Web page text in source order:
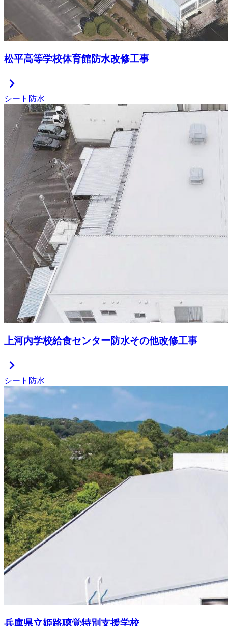
松平高等学校体育館防水改修工事
chevron_right
シート防水
上河内学校給食センター防水その他改修工事
chevron_right
シート防水
兵庫県立姫路聴覚特別支援学校